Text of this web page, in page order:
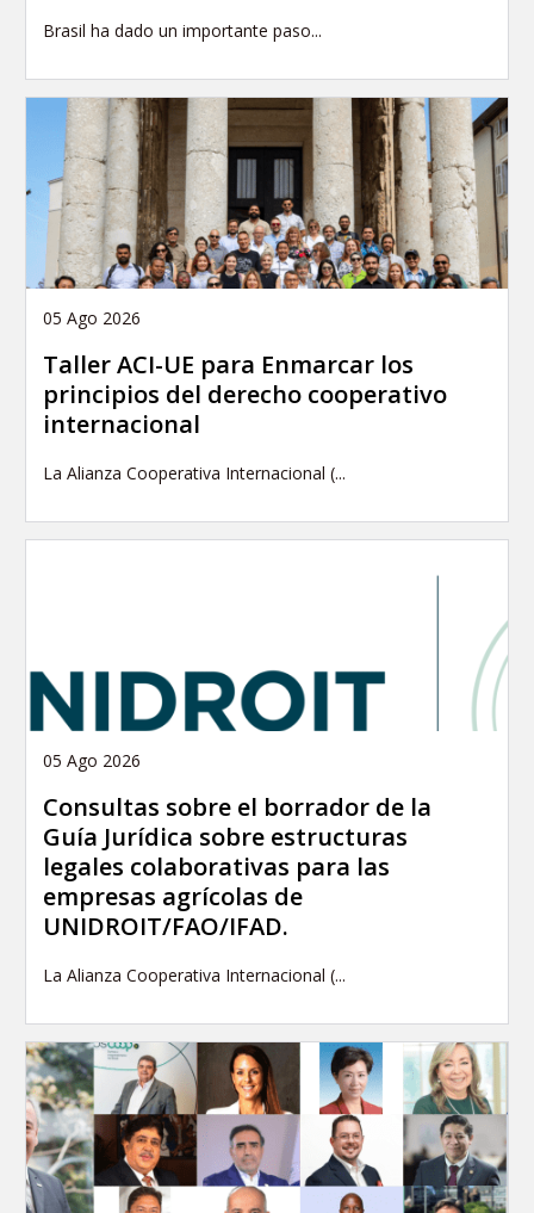
Brasil ha dado un importante paso...
05 Ago 2026
Taller ACI-UE para Enmarcar los
principios del derecho cooperativo
internacional
La Alianza Cooperativa Internacional (...
05 Ago 2026
Consultas sobre el borrador de la
Guía Jurídica sobre estructuras
legales colaborativas para las
empresas agrícolas de
UNIDROIT/FAO/IFAD.
La Alianza Cooperativa Internacional (...